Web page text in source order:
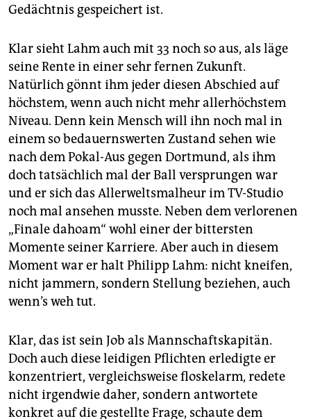
Gedächtnis gespeichert ist.
Klar sieht Lahm auch mit 33 noch so aus, als läge
seine Rente in einer sehr fernen Zukunft.
Natürlich gönnt ihm jeder diesen Abschied auf
höchstem, wenn auch nicht mehr allerhöchstem
Niveau. Denn kein Mensch will ihn noch mal in
einem so bedauernswerten Zustand sehen wie
nach dem Pokal-Aus gegen Dortmund, als ihm
doch tatsächlich mal der Ball versprungen war
und er sich das Allerweltsmalheur im TV-Studio
noch mal ansehen musste. Neben dem verlorenen
„Finale dahoam“ wohl einer der bittersten
Momente seiner Karriere. Aber auch in diesem
Moment war er halt Philipp Lahm: nicht kneifen,
nicht jammern, sondern Stellung beziehen, auch
wenn’s weh tut.
Klar, das ist sein Job als Mannschaftskapitän.
Doch auch diese leidigen Pflichten erledigte er
konzentriert, vergleichsweise floskelarm, redete
nicht irgendwie daher, sondern antwortete
konkret auf die gestellte Frage, schaute dem